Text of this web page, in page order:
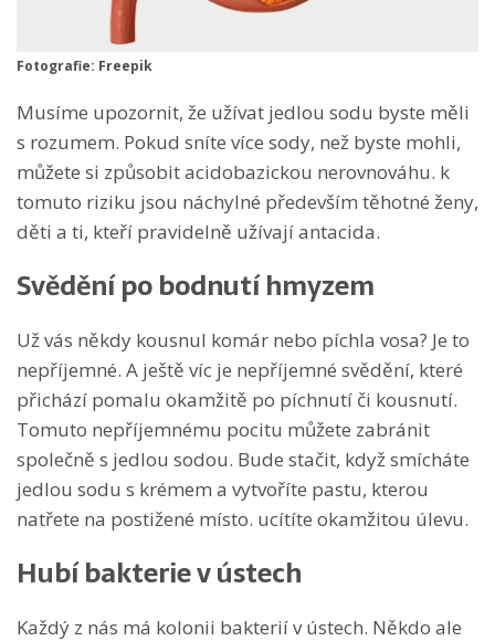
Fotografie: Freepik
Musíme upozornit, že užívat jedlou sodu byste měli
s rozumem. Pokud sníte více sody, než byste mohli,
můžete si způsobit acidobazickou nerovnováhu. k
tomuto riziku jsou náchylné především těhotné ženy,
děti a ti, kteří pravidelně užívají antacida.
Svědění po bodnutí hmyzem
Už vás někdy kousnul komár nebo píchla vosa? Je to
nepříjemné. A ještě víc je nepříjemné svědění, které
přichází pomalu okamžitě po píchnutí či kousnutí.
Tomuto nepříjemnému pocitu můžete zabránit
společně s jedlou sodou. Bude stačit, když smícháte
jedlou sodu s krémem a vytvoříte pastu, kterou
natřete na postižené místo. ucítíte okamžitou úlevu.
Hubí bakterie v ústech
Každý z nás má kolonii bakterií v ústech. Někdo ale